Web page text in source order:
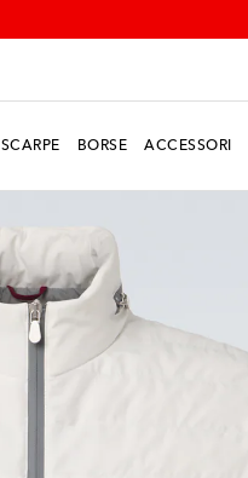
SCARPE BORSE ACCESSORI